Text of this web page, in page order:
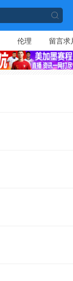
伦理 留言求